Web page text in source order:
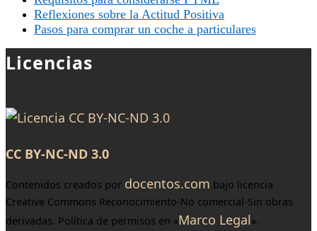
Reflexiones sobre la Actitud Positiva
Pasos para comprar un coche a particulares
Licencias
CC BY-NC-ND 3.0
Contenidos creados por docentos.com bajo licencia
Creative Commons Reconocimiento-No comercial-Sin obras
derivadas. Política de permisos en «Marco Legal».